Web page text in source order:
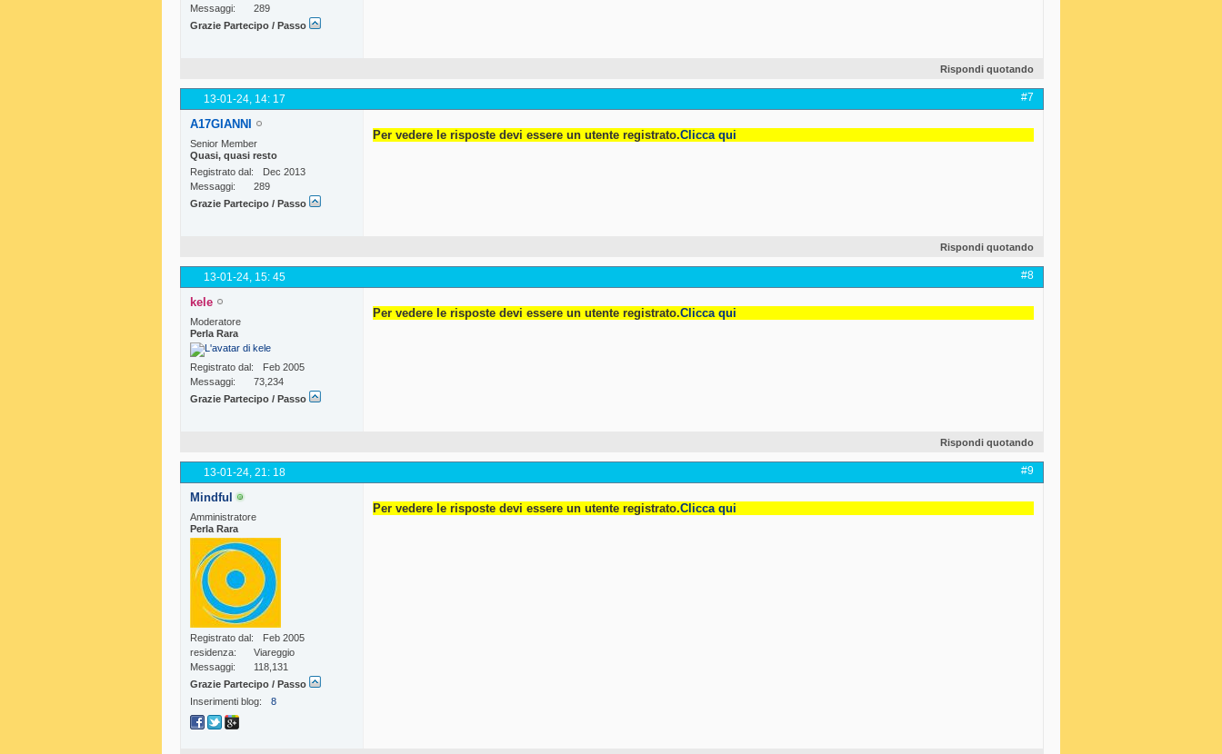
Messaggi
289
Grazie Partecipo / Passo
Rispondi quotando
13-01-24, 14: 17 #7
A17GIANNI
Senior Member
Quasi, quasi resto
Registrato dal
Dec 2013
Messaggi
289
Grazie Partecipo / Passo
Per vedere le risposte devi essere un utente registrato.Clicca qui
Rispondi quotando
13-01-24, 15: 45 #8
kele
Moderatore
Perla Rara
Registrato dal
Feb 2005
Messaggi
73,234
Grazie Partecipo / Passo
Per vedere le risposte devi essere un utente registrato.Clicca qui
Rispondi quotando
13-01-24, 21: 18 #9
Mindful
Amministratore
Perla Rara
Registrato dal
Feb 2005
residenza
Viareggio
Messaggi
118,131
Grazie Partecipo / Passo
Inserimenti blog
8
Per vedere le risposte devi essere un utente registrato.Clicca qui